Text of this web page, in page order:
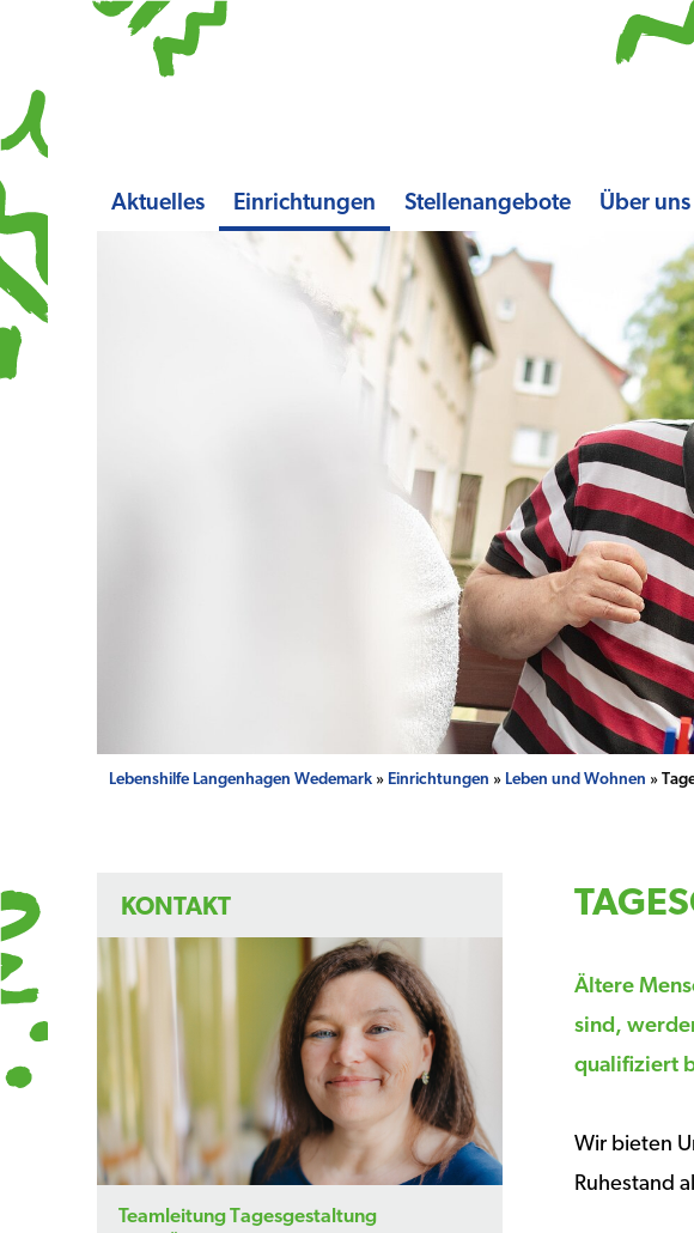
Aktuelles Einrichtungen Stellenangebote Über uns
Lebenshilfe Langenhagen Wedemark» Einrichtungen » Leben und Wohnen »
KONTAKT
Teamleitung Tagesgestaltung
Ältere
sind,
qualifiziert
Wir bieten
Ruhestand